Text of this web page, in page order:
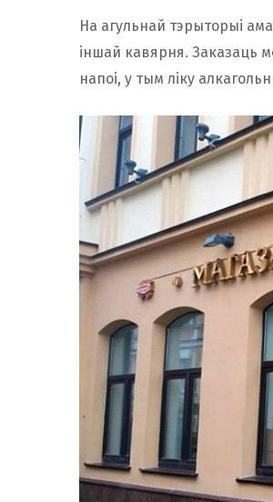
На агульнай тэрыторыі
іншай кавярня. Заказаць
напоі, у тым ліку